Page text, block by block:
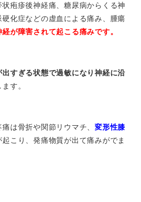
疱疹後神経痛、糖尿病からくる神
化症などの虚血による痛み、腫瘍
経が障害されて起こる痛みです。
出すぎる状態で過敏になり神経に沿
す。
は骨折や関節リウマチ、変形性膝
起こり、発痛物質が出て痛みがでま